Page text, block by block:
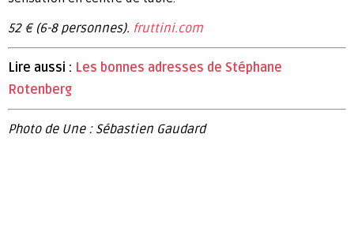
52 € (6-8 personnes). fruttini.com
Lire aussi : Les bonnes adresses de Stéphane
Rotenberg
Photo de Une : Sébastien Gaudard